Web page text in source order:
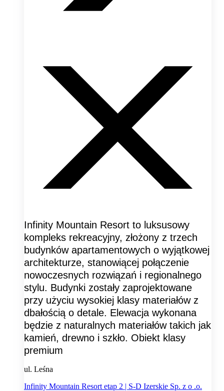
Infinity Mountain Resort to luksusowy
kompleks rekreacyjny, złożony z trzech
budynków apartamentowych o wyjątkowej
architekturze, stanowiącej połączenie
nowoczesnych rozwiązań i regionalnego
stylu. Budynki zostały zaprojektowane
przy użyciu wysokiej klasy materiałów z
dbałością o detale. Elewacja wykonana
będzie z naturalnych materiałów takich jak
kamień, drewno i szkło. Obiekt klasy
premium
ul. Leśna
Infinity Mountain Resort etap 2 | S-D Izerskie Sp. z o .o.